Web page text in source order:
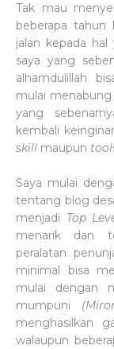
Tak mau
beberapa tahun
jalan kepada hal
saya yang
alhamdulillah
mulai
yang
kembali
skill maupun tool
Saya mulai
tentang blog
menjadi Top
menarik dan
peralatan
minimal bisa
mulai dengan
mumpuni
menghasilkan
walaupun